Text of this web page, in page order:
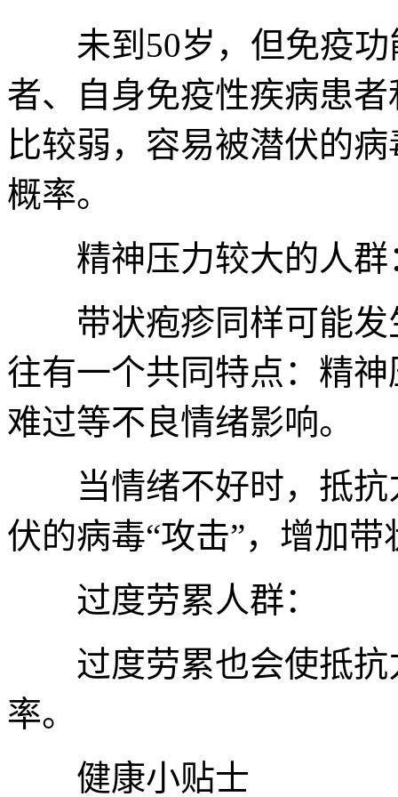
未到50岁，但免疫功
者、自身免疫性疾病患
比较弱，容易被潜伏的
概率。
精神压力较大的人群
带状疱疹同样可能发
往有一个共同特点：精
难过等不良情绪影响。
当情绪不好时，抵抗
伏的病毒“攻击”，增加
过度劳累人群：
过度劳累也会使抵抗
率。
健康小贴士